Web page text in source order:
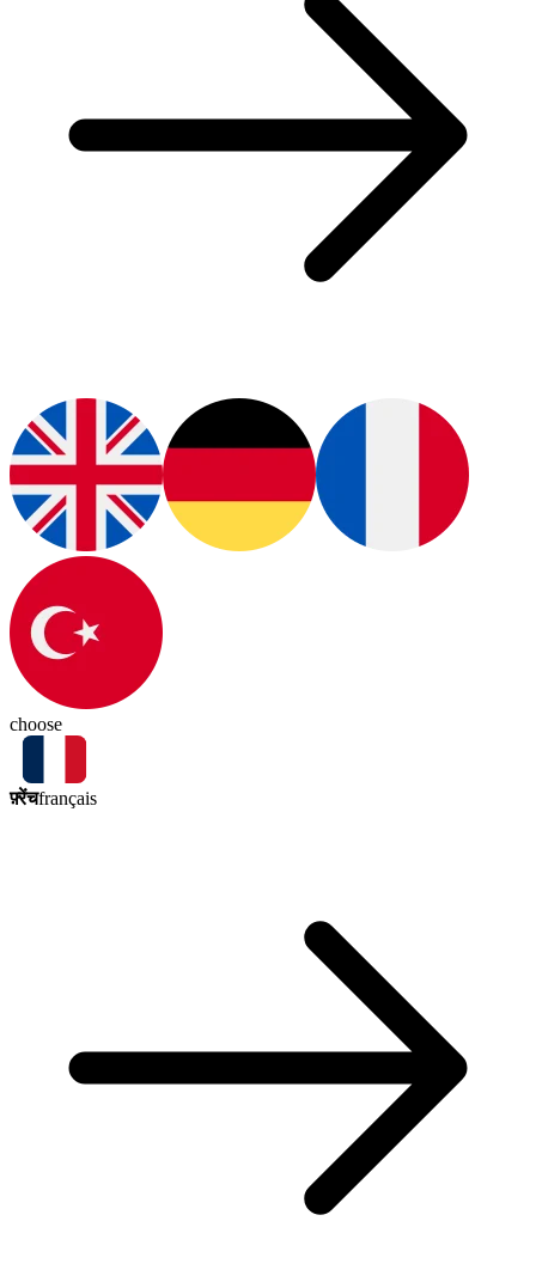
choose
फ़्रेंचfrançais